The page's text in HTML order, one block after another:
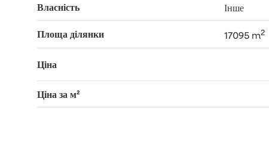
Власність Інше
Площа ділянки 17095 m2
Ціна
Ціна за м²